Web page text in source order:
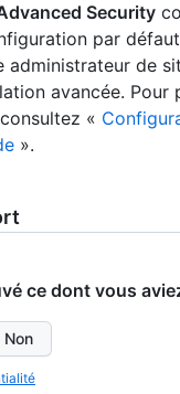
Security
par
de
avancée. Pour
«
».
ce dont vous
Non